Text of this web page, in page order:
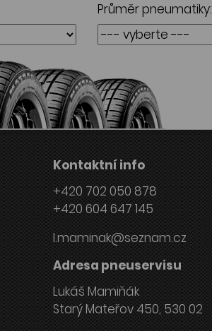
Průměr pneumatiky:
Kontaktní info
+420 702 050 878
+420 604 647 145
l.maminak@seznam.cz
Adresa pneuservisu
Lukáš Mamiňák
Starý Mateřov 450, 530 02